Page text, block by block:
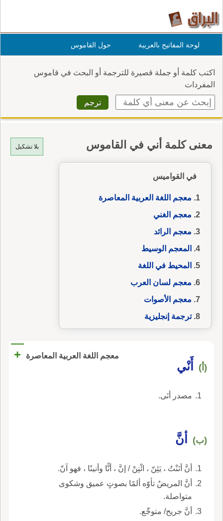
لوحة المفاتيح بالعربية حول القاموس
اكتب كلمة أو جملة قصيرة للترجمة أو البحث في قاموس
المفردات
بلا تشكيل معنى كلمة أني في القاموس
في القواميس
معجم اللغة العربية المعاصرة
معجم الغني
معجم الرائد
المعجم الوسيط
المحيط في اللغة
معجم لسان العرب
معجم الأصوات
ترجمة إنجليزية
معجم اللغة العربية المعاصرة +
(أ) أَنْي
مصدر أنَى.
(ب) أنَّ
أنَّ أنَنْتُ ، يَئِنّ ، ائْنِنْ / إنَّ ، أنًّا وأنينًا ، فهو آنّ.
أنَّ المريضُ تأوّه ألمًا بصوتٍ عميق وشكوى
متواصلة.
أنَّ جريح/ متوجِّع.